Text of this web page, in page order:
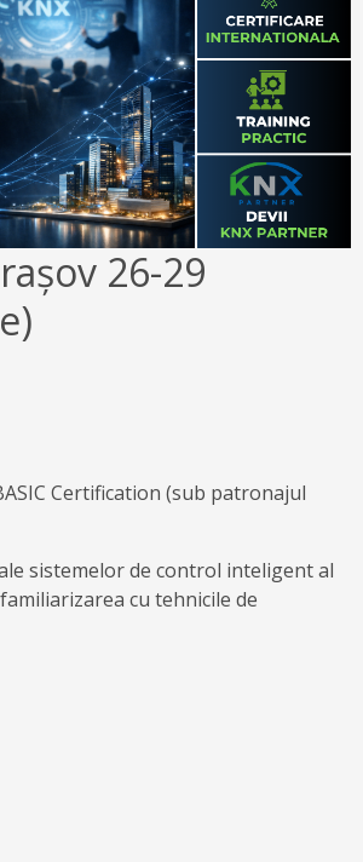
26-29
Certification (sub patronajul
sistemelor de control inteligent al
cu tehnicile de